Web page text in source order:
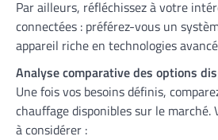
Par ailleurs, réfléchissez à votre
connectées : préférez-vous un
appareil riche en technologies
Analyse comparative des options
Une fois vos besoins définis,
chauffage disponibles sur le marché.
à considérer :